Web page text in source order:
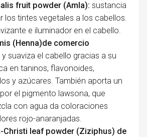
fruit powder (Amla): sustancia
los tintes vegetales a los cabellos.
e iluminador en el cabello.
(Henna)de comercio
suaviza el cabello gracias a su
en taninos, flavonoides,
y azúcares. También aporta un
el pigmento lawsona, que
con agua da coloraciones
rojo-anaranjadas.
Christi leaf powder (Ziziphus) de